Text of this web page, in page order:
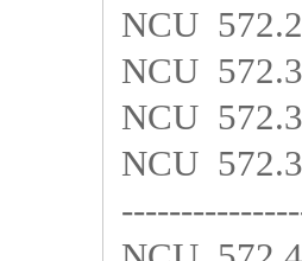
NCU
NCU
NCU
NCU